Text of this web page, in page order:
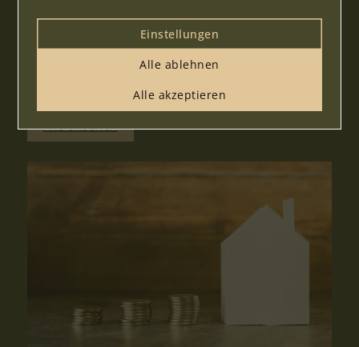
Wissenswertes zum Immobilienkauf
Alle ansehen
Einstellungen
Alle ablehnen
Alle akzeptieren